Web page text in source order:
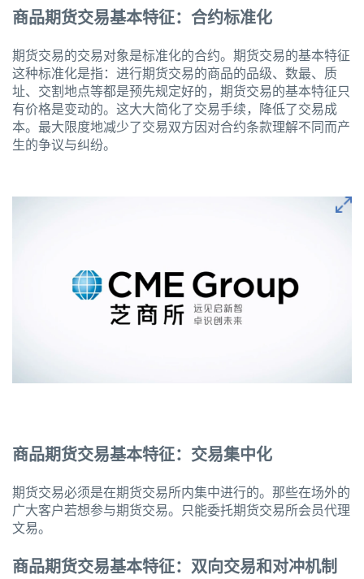
商品期货交易基本特征：合约标准化
期货交易的交易对象是标准化的合约。期货交易的基本特征
这种标准化是指：进行期货交易的商品的品级、数最、质
址、交割地点等都是预先规定好的，期货交易的基本特征只
有价格是变动的。这大大简化了交易手续，降低了交易成
本。最大限度地减少了交易双方因对合约条款理解不同而产
生的争议与纠纷。
商品期货交易基本特征：交易集中化
期货交易必须是在期货交易所内集中进行的。那些在场外的
广大客户若想参与期货交易。只能委托期货交易所会员代理
文易。
商品期货交易基本特征：双向交易和对冲机制